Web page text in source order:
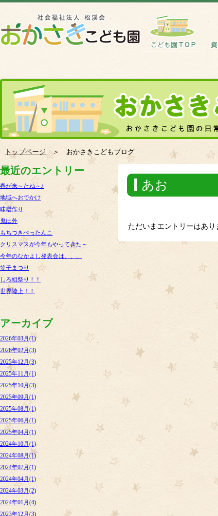
トップページ ＞ おかさきこどもブログ
あお
ただいまエントリーはあり
最近のエントリー
春が来～たね～♪
地域へおでかけ
味噌作り
鬼は外
もちつきぺったんこ
クリスマスが今年もやってきた～
今年のなかよし発表会は、、、
笠子まつり
しろ組祭り！！
世界陸上！！
アーカイブ
2026年03月(1)
2026年02月(3)
2025年12月(3)
2025年11月(1)
2025年10月(3)
2025年09月(1)
2025年08月(1)
2025年06月(1)
2025年04月(1)
2024年10月(1)
2024年08月(1)
2024年07月(1)
2024年04月(1)
2024年03月(2)
2024年01月(4)
2023年12月(3)